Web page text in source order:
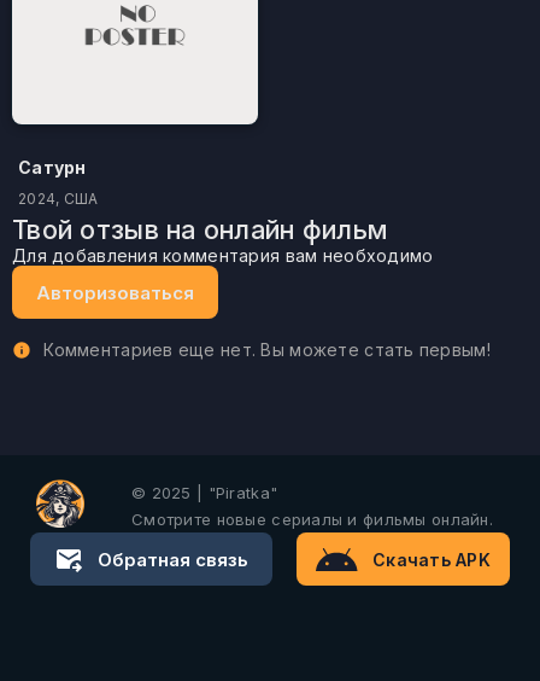
Сатурн
2024, США
Твой отзыв на онлайн фильм
Для добавления комментария вам необходимо
Авторизоваться
Комментариев еще нет. Вы можете стать первым!
© 2025 | "Piratka"
Смотрите новые сериалы и фильмы онлайн.
Обратная связь Скачать APK